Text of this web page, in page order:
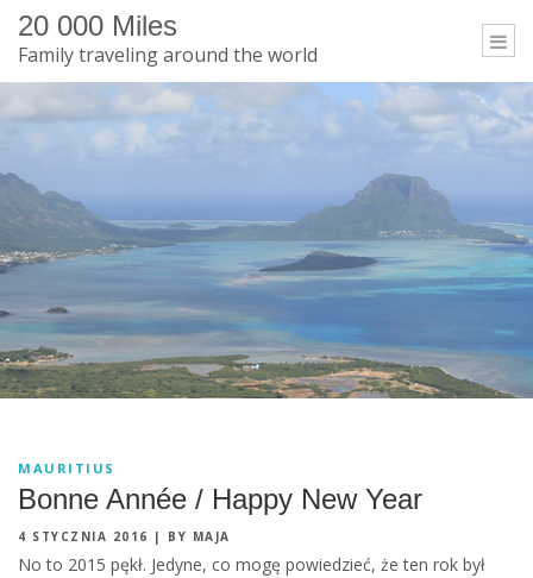
20 000 Miles
Family traveling around the world
MAURITIUS
Bonne Année / Happy New Year
4 STYCZNIA 2016 | BY MAJA
No to 2015 pękł. Jedyne, co mogę powiedzieć, że ten rok był